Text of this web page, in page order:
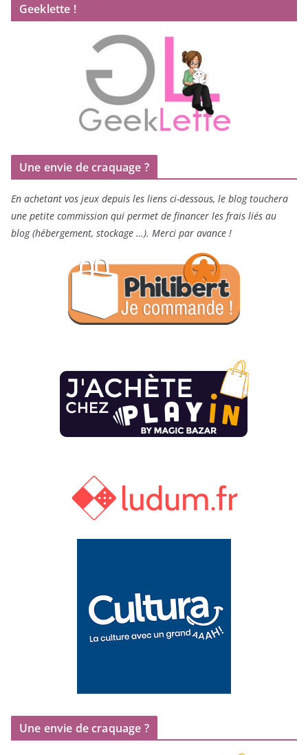
Geeklette !
Une envie de craquage ?
En achetant vos jeux depuis les liens ci-dessous, le blog touchera
une petite commission qui permet de financer les frais liés au
blog (hébergement, stockage …). Merci par avance !
Une envie de craquage ?